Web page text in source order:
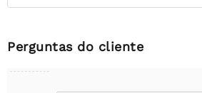
Perguntas do cliente